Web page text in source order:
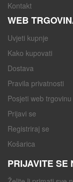
Kontakt
WEB
Uvjeti kupnje
Kako kupovati
Dostava
Pravila privatnosti
Posjeti web trgovinu
Prijavi se
Registriraj se
Košarica
PRIJAVITE SE